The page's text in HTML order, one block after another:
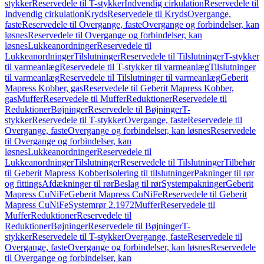
stykkerReservedele til T-stykkerIndvendig cirkulationReservedele til
Indvendig cirkulationKrydsReservedele til KrydsOvergange,
fasteReservedele til Overgange, fasteOvergange og forbindelser, kan
løsnesReservedele til Overgange og forbindelser, kan
løsnesLukkeanordningerReservedele til
LukkeanordningerTilslutningerReservedele til TilslutningerT-stykker
til varmeanlægReservedele til T-stykker til varmeanlægTilslutninger
til varmeanlægReservedele til Tilslutninger til varmeanlægGeberit
Mapress Kobber, gasReservedele til Geberit Mapress Kobber,
gasMufferReservedele til MufferReduktionerReservedele til
ReduktionerBøjningerReservedele til BøjningerT-
stykkerReservedele til T-stykkerOvergange, fasteReservedele til
Overgange, fasteOvergange og forbindelser, kan løsnesReservedele
til Overgange og forbindelser, kan
løsnesLukkeanordningerReservedele til
LukkeanordningerTilslutningerReservedele til TilslutningerTilbehør
til Geberit Mapress KobberIsolering til tilslutningerPakninger til rør
og fittingsAfdækninger til rørBeslag til rørSystempakningerGeberit
Mapress CuNiFeGeberit Mapress CuNiFeReservedele til Geberit
Mapress CuNiFeSystemrør 2.1972MufferReservedele til
MufferReduktionerReservedele til
ReduktionerBøjningerReservedele til BøjningerT-
stykkerReservedele til T-stykkerOvergange, fasteReservedele til
Overgange, fasteOvergange og forbindelser, kan løsnesReservedele
til Overgange og forbindelser, kan